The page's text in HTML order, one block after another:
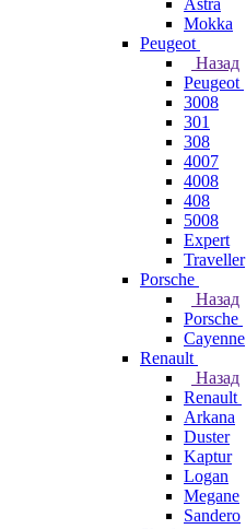
Astra
Mokka
Peugeot
Назад
Peugeot
3008
301
308
4007
4008
408
5008
Expert
Traveller
Porsche
Назад
Porsche
Cayenne
Renault
Назад
Renault
Arkana
Duster
Kaptur
Logan
Megane
Sandero